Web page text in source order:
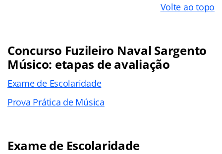
Volte ao topo
Concurso Fuzileiro Naval Sargento
Músico: etapas de avaliação
Exame de Escolaridade
Prova Prática de Música
Exame de Escolaridade